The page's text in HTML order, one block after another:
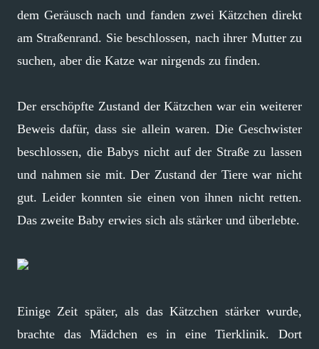
dem Geräusch nach und fanden zwei Kätzchen direkt
am Straßenrand. Sie beschlossen, nach ihrer Mutter zu
suchen, aber die Katze war nirgends zu finden.
Der erschöpfte Zustand der Kätzchen war ein weiterer
Beweis dafür, dass sie allein waren. Die Geschwister
beschlossen, die Babys nicht auf der Straße zu lassen
und nahmen sie mit. Der Zustand der Tiere war nicht
gut. Leider konnten sie einen von ihnen nicht retten.
Das zweite Baby erwies sich als stärker und überlebte.
Einige Zeit später, als das Kätzchen stärker wurde,
brachte das Mädchen es in eine Tierklinik. Dort